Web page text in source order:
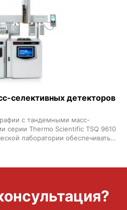
Thermo Scientific NeverVent
службы и
обеспечение позволяют
и максимально увеличить
ГХМС-система может быть
уровня до продвинутых
Вам быть готовыми к решению
лидирующие позиции в газовой
селективных детекторов
с тандемными масс-
серии Thermo Scientific TSQ 9610
лаборатории обеспечивать
максимально увеличить
окупаемость инвестиций Новый